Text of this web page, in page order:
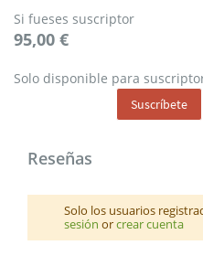
Si fueses suscriptor
95,00 €
Solo disponible para
Suscríbete
Reseñas
Solo los usuarios
sesión orcrear cuenta